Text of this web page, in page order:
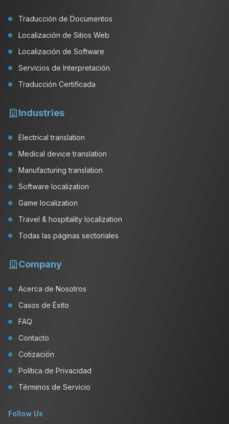
Traducción de Documentos
Localización de Sitios Web
Localización de Software
Servicios de Interpretación
Traducción Certificada
Industries
Electrical translation
Medical device translation
Manufacturing translation
Software localization
Game localization
Travel & hospitality localization
Todas las páginas sectoriales
Company
Acerca de Nosotros
Casos de Éxito
FAQ
Contacto
Cotización
Política de Privacidad
Términos de Servicio
Follow Us